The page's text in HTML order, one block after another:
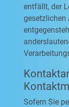
entfällt, der
Sofern Sie